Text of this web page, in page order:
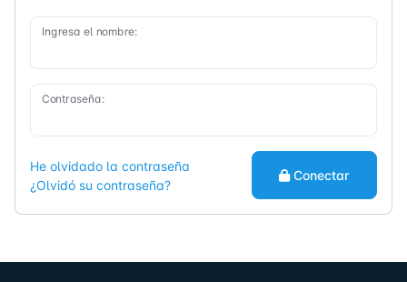
Ingresa el nombre:
Contraseña:
He olvidado la contraseña
¿Olvidó su contraseña?
Conectar